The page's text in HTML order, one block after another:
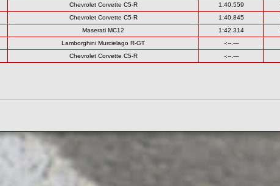
Chevrolet Corvette C5-R 1:40.559
Chevrolet Corvette C5-R 1:40.845
Maserati MC12 1:42.314
Lamborghini Murcielago R-GT -:--.---
Chevrolet Corvette C5-R -:--.---